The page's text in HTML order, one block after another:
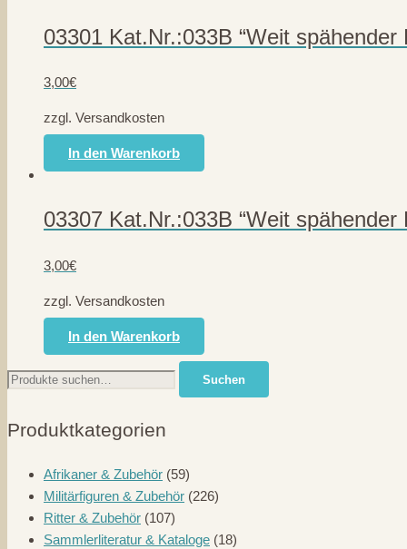
03301 Kat.Nr.:033B “Weit spähender
3,00€
zzgl. Versandkosten
In den Warenkorb
03307 Kat.Nr.:033B “Weit spähender
3,00€
zzgl. Versandkosten
In den Warenkorb
Suche
nach:
Suchen
Produktkategorien
Afrikaner & Zubehör (59)
Militärfiguren & Zubehör (226)
Ritter & Zubehör (107)
Sammlerliteratur & Kataloge (18)